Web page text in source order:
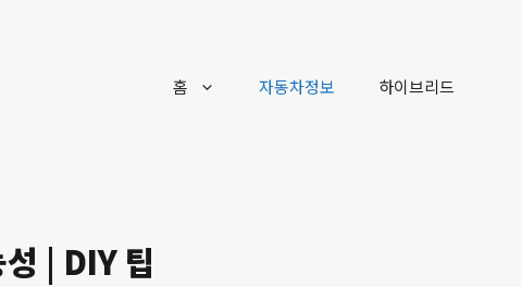
홈 자동차정보 하이브리드
| DIY 팁